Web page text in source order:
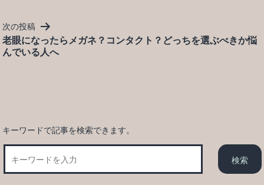
ー
シ
ョ
次の投稿
老眼になったらメガネ？コンタクト？どっちを選ぶべきか悩
んでいる人へ
キーワードで記事を検索できます。